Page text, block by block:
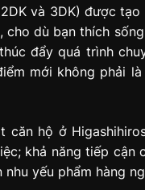
và 3DK) được
dù bạn thích
đẩy quá trình
mới không phải
hộ ở
khả năng tiếp
yếu phẩm hàng